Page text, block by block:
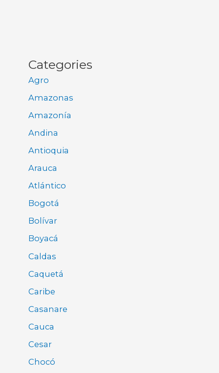
Categories
Agro
Amazonas
Amazonía
Andina
Antioquia
Arauca
Atlántico
Bogotá
Bolívar
Boyacá
Caldas
Caquetá
Caribe
Casanare
Cauca
Cesar
Chocó